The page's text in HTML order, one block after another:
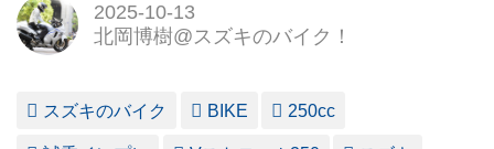
2025-10-13
北岡博樹@スズキのバイク！
スズキのバイク BIKE 250cc